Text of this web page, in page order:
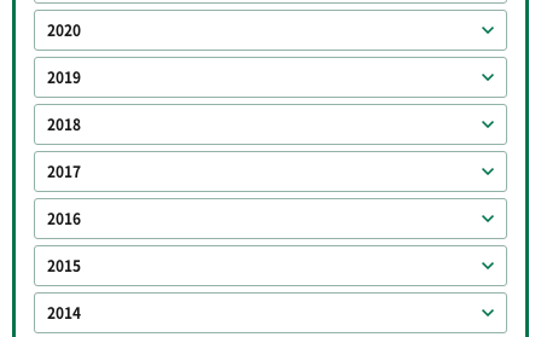
2020
2019
2018
2017
2016
2015
2014